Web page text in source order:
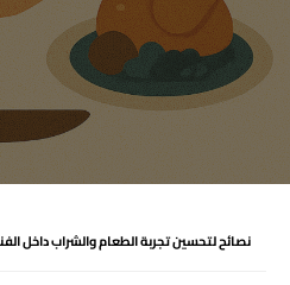
نصائح لتحسين تجربة الطعام والشراب داخل